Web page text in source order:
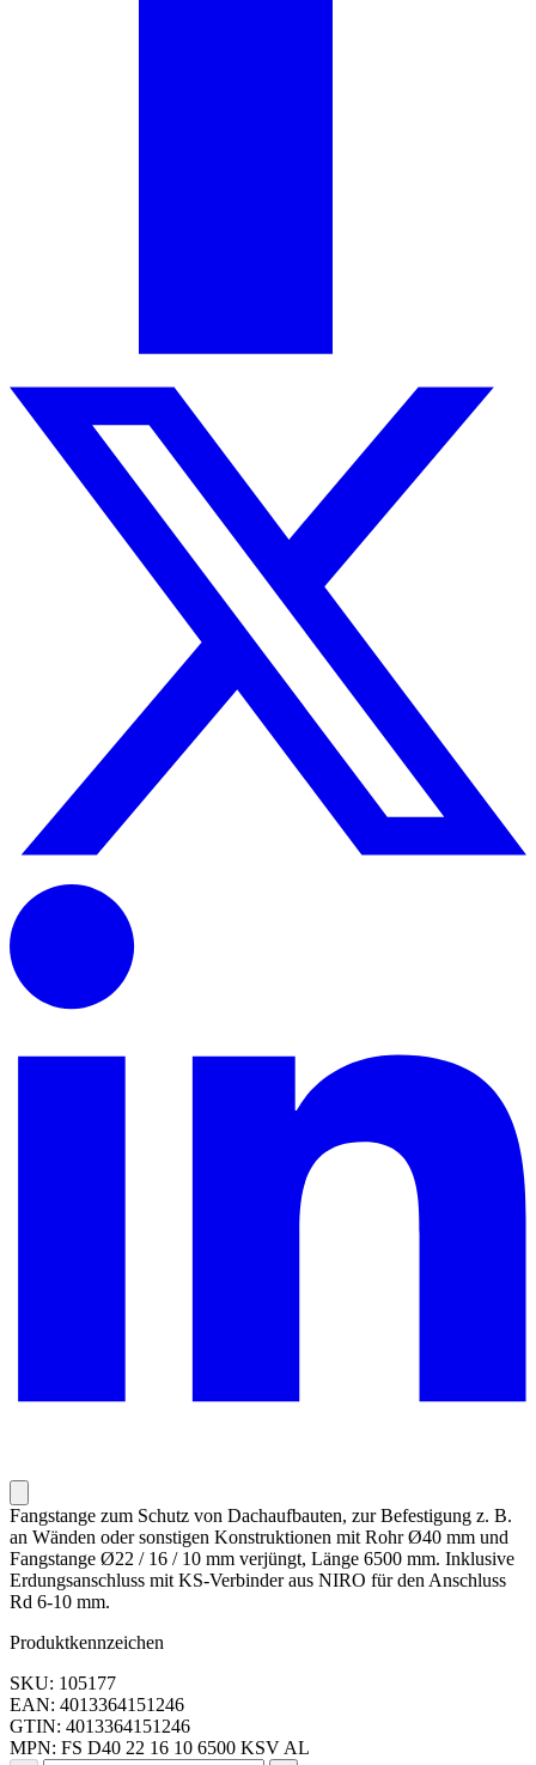
Fangstange zum Schutz von Dachaufbauten, zur Befestigung z. B.
an Wänden oder sonstigen Konstruktionen mit Rohr Ø40 mm und
Fangstange Ø22 / 16 / 10 mm verjüngt, Länge 6500 mm. Inklusive
Erdungsanschluss mit KS-Verbinder aus NIRO für den Anschluss
Rd 6-10 mm.
Produktkennzeichen
SKU: 105177
EAN: 4013364151246
GTIN: 4013364151246
MPN: FS D40 22 16 10 6500 KSV AL